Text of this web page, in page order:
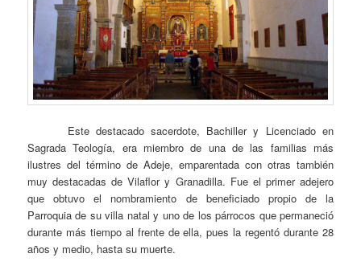
Este destacado sacerdote, Bachiller y Licenciado en
Sagrada Teología, era miembro de una de las familias más
ilustres del término de Adeje, emparentada con otras también
muy destacadas de Vilaflor y Granadilla. Fue el primer adejero
que obtuvo el nombramiento de beneficiado propio de la
Parroquia de su villa natal y uno de los párrocos que permaneció
durante más tiempo al frente de ella, pues la regentó durante 28
años y medio, hasta su muerte.